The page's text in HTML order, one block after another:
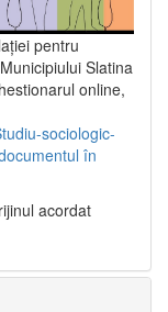
pentru
Slatina
online,
sociologic-
în
acordat